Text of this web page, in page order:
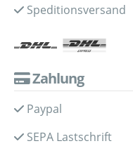
Speditionsversand
Zahlung
Paypal
SEPA Lastschrift